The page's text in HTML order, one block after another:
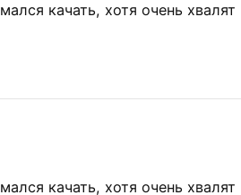
качать, хотя очень хвалят
качать, хотя очень хвалят